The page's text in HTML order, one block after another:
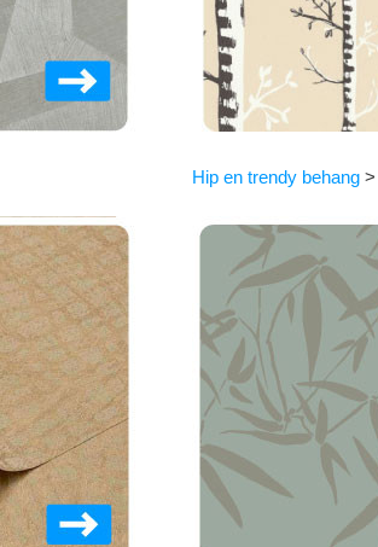
Hip en trendy behang >